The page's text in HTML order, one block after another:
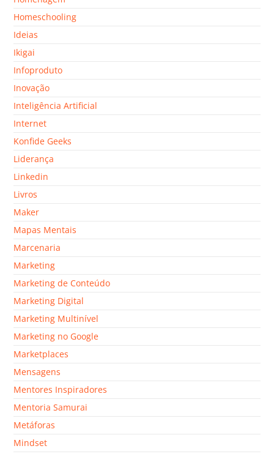
Homeschooling
Ideias
Ikigai
Infoproduto
Inovação
Inteligência Artificial
Internet
Konfide Geeks
Liderança
Linkedin
Livros
Maker
Mapas Mentais
Marcenaria
Marketing
Marketing de Conteúdo
Marketing Digital
Marketing Multinível
Marketing no Google
Marketplaces
Mensagens
Mentores Inspiradores
Mentoria Samurai
Metáforas
Mindset